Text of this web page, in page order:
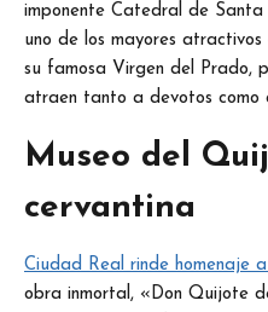
imponente Catedral de
uno de los mayores
su famosa Virgen del Prado,
atraen tanto a devotos
Museo del
cervantina
Ciudad Real rinde homenaje
obra inmortal, «Don Quijote